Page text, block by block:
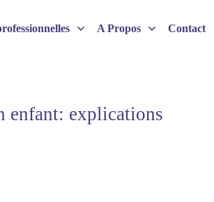
A Propos Contact
enfant: explications